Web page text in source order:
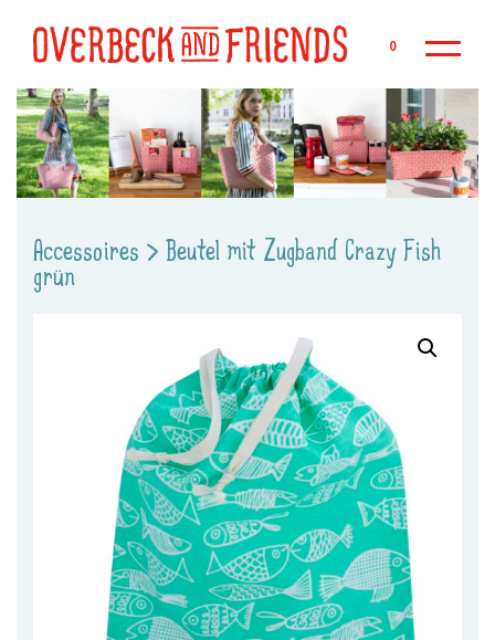
0
Accessoires > Beutel mit Zugband Crazy Fish
grün